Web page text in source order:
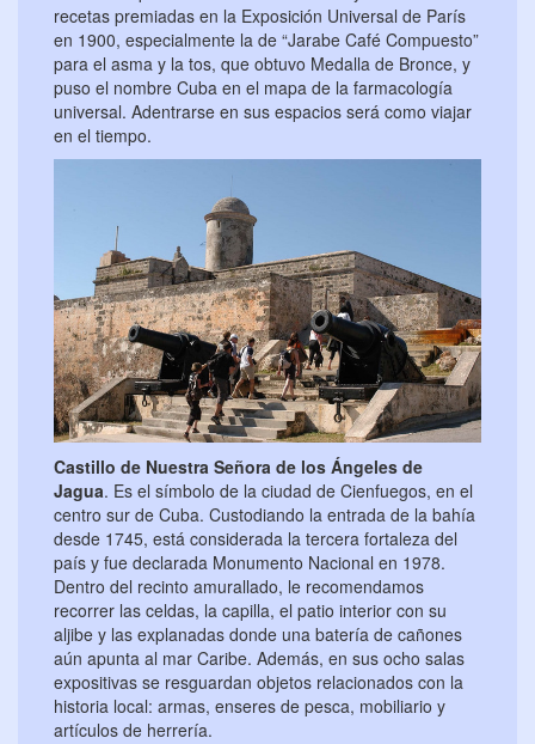
recetas premiadas en la Exposición Universal de París
en 1900, especialmente la de “Jarabe Café Compuesto”
para el asma y la tos, que obtuvo Medalla de Bronce, y
puso el nombre Cuba en el mapa de la farmacología
universal. Adentrarse en sus espacios será como viajar
en el tiempo.
Castillo de Nuestra Señora de los Ángeles de
Jagua. Es el símbolo de la ciudad de Cienfuegos, en el
centro sur de Cuba. Custodiando la entrada de la bahía
desde 1745, está considerada la tercera fortaleza del
país y fue declarada Monumento Nacional en 1978.
Dentro del recinto amurallado, le recomendamos
recorrer las celdas, la capilla, el patio interior con su
aljibe y las explanadas donde una batería de cañones
aún apunta al mar Caribe. Además, en sus ocho salas
expositivas se resguardan objetos relacionados con la
historia local: armas, enseres de pesca, mobiliario y
artículos de herrería.